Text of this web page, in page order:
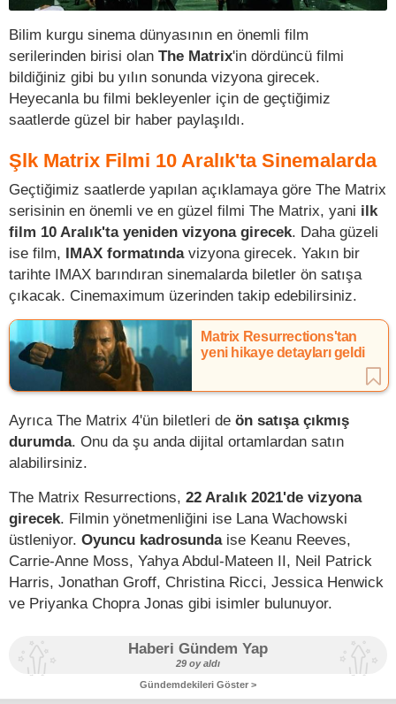
Bilim kurgu sinema dünyasının en önemli film
serilerinden birisi olan The Matrix'in dördüncü filmi
bildiğiniz gibi bu yılın sonunda vizyona girecek.
Heyecanla bu filmi bekleyenler için de geçtiğimiz
saatlerde güzel bir haber paylaşıldı.
Şlk Matrix Filmi 10 Aralık'ta Sinemalarda
Geçtiğimiz saatlerde yapılan açıklamaya göre The Matrix
serisinin en önemli ve en güzel filmi The Matrix, yani ilk
film 10 Aralık'ta yeniden vizyona girecek. Daha güzeli
ise film, IMAX formatındavizyona girecek. Yakın bir
tarihte IMAX barındıran sinemalarda biletler ön satışa
çıkacak. Cinemaximum üzerinden takip edebilirsiniz.
Matrix Resurrections'tan
yeni hikaye detayları geldi
Ayrıca The Matrix 4'ün biletleri de ön satışa çıkmış
durumda. Onu da şu anda dijital ortamlardan satın
alabilirsiniz.
The Matrix Resurrections, 22 Aralık 2021'de vizyona
girecek. Filmin yönetmenliğini ise Lana Wachowski
üstleniyor. Oyuncu kadrosundaise Keanu Reeves,
Carrie-Anne Moss, Yahya Abdul-Mateen II, Neil Patrick
Harris, Jonathan Groff, Christina Ricci, Jessica Henwick
ve Priyanka Chopra Jonas gibi isimler bulunuyor.
Haberi Gündem Yap
29 oy aldı
Gündemdekileri Göster >